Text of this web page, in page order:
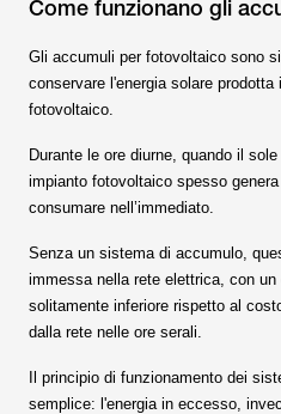
Come funzionano gli
Gli accumuli per fotovoltaico sono
conservare l'energia solare
fotovoltaico.
Durante le ore diurne, quando il
impianto fotovoltaico spesso
consumare nell’immediato.
Senza un sistema di accumulo,
immessa nella rete elettrica, con
solitamente inferiore rispetto al
dalla rete nelle ore serali.
Il principio di funzionamento dei
semplice: l'energia in eccesso,